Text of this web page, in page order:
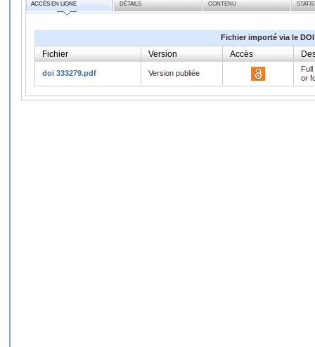
ACCÈS EN LIGNE DÉTAILS CONTENU
Fichier importé via le DOI
Fichier Version Accès
doi 333279.pdf Version publiée
or